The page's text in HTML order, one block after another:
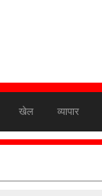
खेल व्यापार